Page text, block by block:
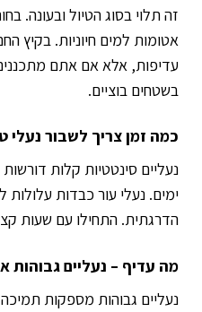
זה תלוי בסוג הטיול ובעונה.
אטומות למים חיוניות. בקיץ
עדיפות, אלא אם אתם
בשטחים בוציים.
כמה זמן צריך לשבור נעלי
נעליים סינטטיות קלות
הדרגתית. התחילו עם שעות
מה עדיף – נעליים גבוהות
נעליים גבוהות מספקות תמיכה